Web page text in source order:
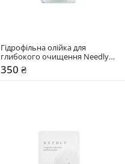
Гідрофільна олійка для
глибокого очищення Needly
30 мл
350 ₴